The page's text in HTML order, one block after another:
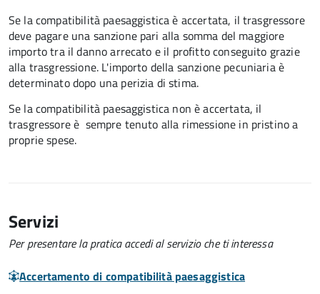
Se la compatibilità paesaggistica è accertata, il trasgressore
deve pagare una sanzione pari alla somma del maggiore
importo tra il danno arrecato e il profitto conseguito grazie
alla trasgressione. L'importo della sanzione pecuniaria è
determinato dopo una perizia di stima.
Se la compatibilità paesaggistica non è accertata, il
trasgressore è sempre tenuto alla rimessione in pristino a
proprie spese.
Servizi
Per presentare la pratica accedi al servizio che ti interessa
Accertamento di compatibilità paesaggistica